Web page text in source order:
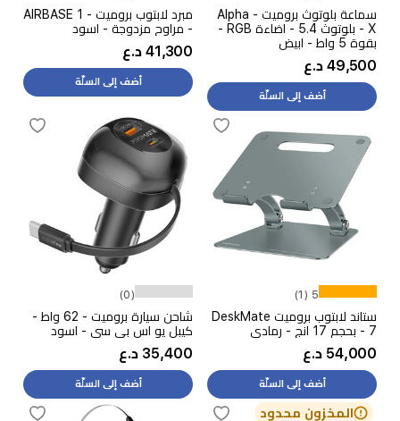
سماعة بلوتوث بروميت - Alpha
X - بلوتوث 5.4 - اضاءة RGB -
بقوة 5 واط - ابيض
49,500 د.ع
أضف إلى السلّة
مبرد لابتوب بروميت - AIRBASE 1
- مراوح مزدوجة - اسود
41,300 د.ع
أضف إلى السلّة
5 (1)
ستاند لابتوب بروميت DeskMate
7 - بحجم 17 انج - رمادي
54,000 د.ع
أضف إلى السلّة
(0)
شاحن سيارة بروميت - 62 واط -
كيبل يو اس بي سي - اسود
35,400 د.ع
أضف إلى السلّة
المخزون محدود